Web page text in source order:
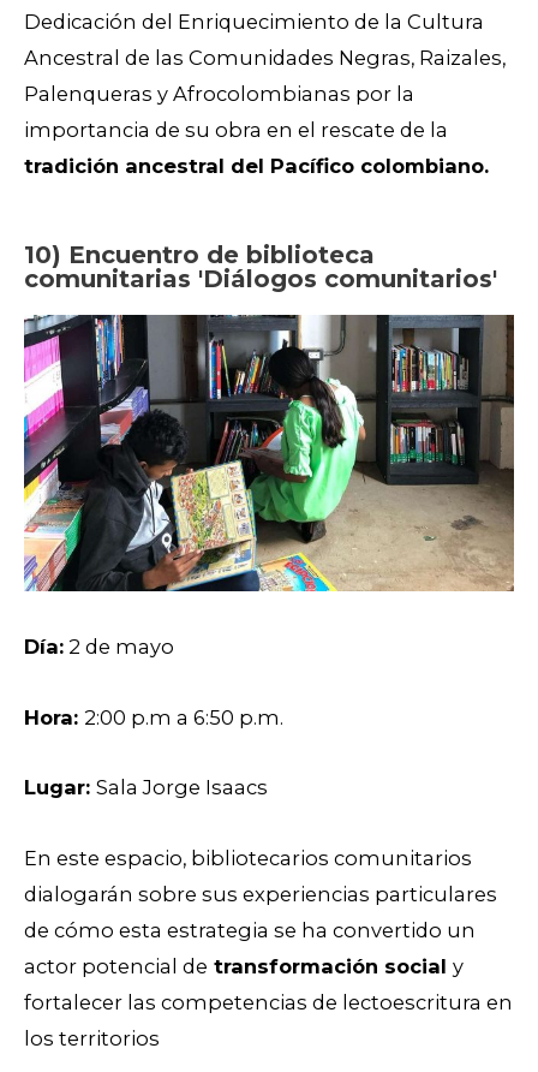
Dedicación del Enriquecimiento de la Cultura
Ancestral de las Comunidades Negras, Raizales,
Palenqueras y Afrocolombianas por la
importancia de su obra en el rescate de la
tradición ancestral del Pacífico colombiano.
10) Encuentro de biblioteca
comunitarias 'Diálogos comunitarios'
Día: 2 de mayo
Hora: 2:00 p.m a 6:50 p.m.
Lugar: Sala Jorge Isaacs
En este espacio, bibliotecarios comunitarios
dialogarán sobre sus experiencias particulares
de cómo esta estrategia se ha convertido un
actor potencial de transformación social y
fortalecer las competencias de lectoescritura en
los territorios